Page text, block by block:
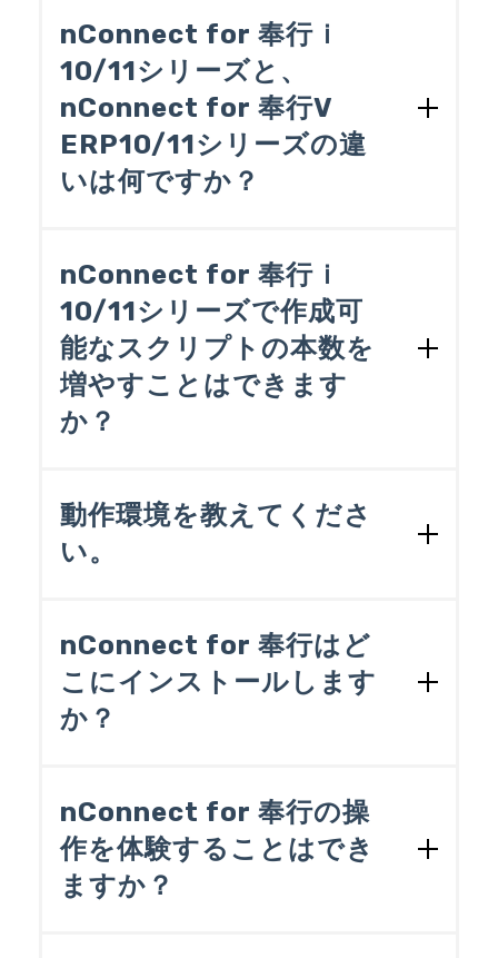
奉行シリーズでそのまま受け入れ可能な
データ形式。レイアウトは奉行シリーズ
で定められています。
読み取り機能を使う場合は、トリガー機
能を使用することで可能です。
nConnect for 奉行ｉ
10/11シリーズと、
nConnect for 奉行V
ERP10/11シリーズの違
いは何ですか？
nConnect for 奉行ｉ
10/11シリーズで作成可
能なスクリプトの本数を
増やすことはできます
か？
複数本購入いただくことで、作成可能な
スクリプトの本数を増やすことができま
す。ただし、2本目は1本目とは異なる奉
［標準版］の商蔵奉行用を1本目に購入し
た場合、2本目は勘定奉行用を購入し、同
じサーバにインストールすることで、30
本のスクリプトを作成することができる
動作環境を教えてくださ
い。
をご覧ください。
nConnect for 奉行はど
こにインストールします
か？
nConnect for 奉行 サーバ機能奉行V ER
P10/11シリーズの自動実行管理オプ
ションと連動させる場合は、奉行V ER
nConnect for 奉行の操
作を体験することはでき
ますか？